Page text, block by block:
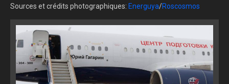
Sources et crédits photographiques: Energuya/Roscosmos